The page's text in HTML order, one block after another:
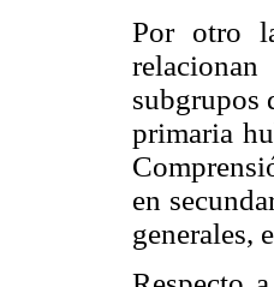
Por otro
subgrupos
primaria
en
generales,